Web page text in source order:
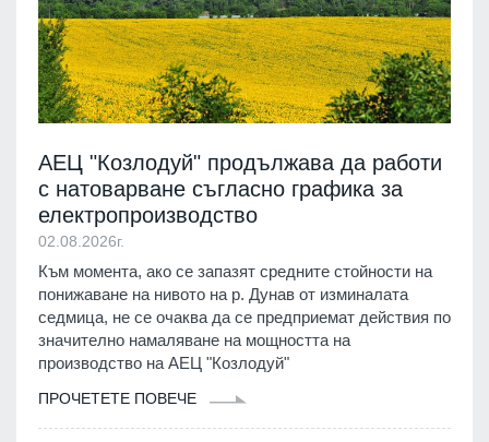
АЕЦ "Козлодуй" продължава да работи
с натоварване съгласно графика за
електропроизводство
02.08.2026г.
Към момента, ако се запазят средните стойности на
понижаване на нивото на р. Дунав от изминалата
седмица, не се очаква да се предприемат действия по
значително намаляване на мощността на
производство на АЕЦ "Козлодуй"
ПРОЧЕТЕТЕ ПОВЕЧЕ